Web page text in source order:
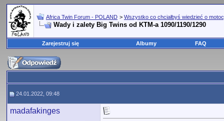
Africa Twin Forum - POLAND > Wszystko co chciałbyś wiedzieć o
Wady i zalety Big Twins od KTM-a 1090/1190/1290
Zarejestruj się Albumy FAQ
24.01.2022, 09:48
madafakinges